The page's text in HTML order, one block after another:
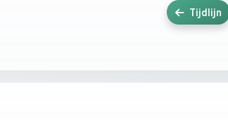
Tijdlijn